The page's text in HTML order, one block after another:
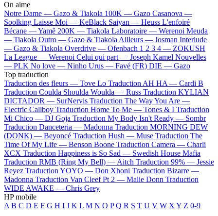
On aime
Notre Dame — Gazo & Tiakola 100K — Gazo Casanova —
Soolking Laisse Moi — KeBlack Saiyan — Heuss L'enfoiré
Bécane —Yamê 200K — Tiakola Laboratoire — Werenoi Meuda
— Tiakola Outro — Gazo & Tiakola Ailleurs — Josman Interlude
— Gazo & Tiakola Overdrive — Ofenbach 1 2 3 4 — ZOKUSH
La League — Werenoi Celui qui part — Joseph Kamel Nouvelles
— PLK No love — Ninho Urus — Favé (FR) DIE — Gazo
Top traduction
Traduction des fleurs — Tove Lo Traduction AH HA — Cardi B
Traduction Coulda Shoulda Woulda — Russ Traduction KYLIAN
DICTADOR — SurNervis Traduction The Way You Are —
Electric Callboy Traduction Home To Me — Tones & I Traduction
Mi Chico — DJ Goja Traduction My Body Isn't Ready — Sombr
Traduction Danceteria — Madonna Traduction MORNING DEW
(DONK) — Beyoncé Traduction Hush — Muse Traduction The
Time Of My Life — Benson Boone Traduction Camera — Charli
XCX Traduction Happiness is So Sad — Swedish House Mafia
Traduction RMB (Ring My Bell) — Aitch Traduction 99% — Jessie
Reyez Traduction YOYO — Don Xhoni Traduction Bizarre —
Madonna Traduction Van Cleef Pt 2 — Malie Donn Traduction
WIDE AWAKE — Chris Grey
HP mobile
A B C D E F G H I J K L M N O P Q R S T U V W X Y Z 0-9